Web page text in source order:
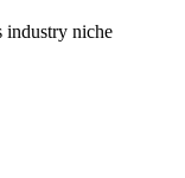
industry niche